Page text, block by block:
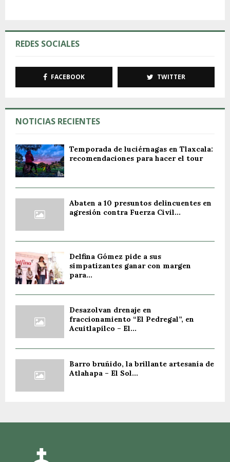
REDES SOCIALES
FACEBOOK TWITTER
NOTICIAS RECIENTES
Temporada de luciérnagas en Tlaxcala:
recomendaciones para hacer el tour
Abaten a 10 presuntos delincuentes en
agresión contra Fuerza Civil...
Delfina Gómez pide a sus
simpatizantes ganar con margen
para...
Desazolvan drenaje en
fraccionamiento “El Pedregal”, en
Acuitlapilco – El...
Barro bruñido, la brillante artesanía de
Atlahapa – El Sol...